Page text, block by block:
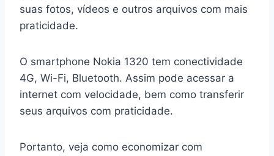
suas fotos, vídeos e outros arquivos com mais
praticidade.
O smartphone Nokia 1320 tem conectividade
4G, Wi-Fi, Bluetooth. Assim pode acessar a
internet com velocidade, bem como transferir
seus arquivos com praticidade.
Portanto, veja como economizar com